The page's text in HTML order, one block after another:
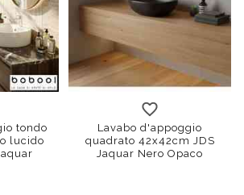
tondo
lucido
Lavabo d'appoggio
quadrato 42x42cm JDS
Jaquar Nero Opaco